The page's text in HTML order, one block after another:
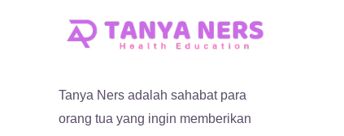
Tanya Ners adalah sahabat para
orang tua yang ingin memberikan